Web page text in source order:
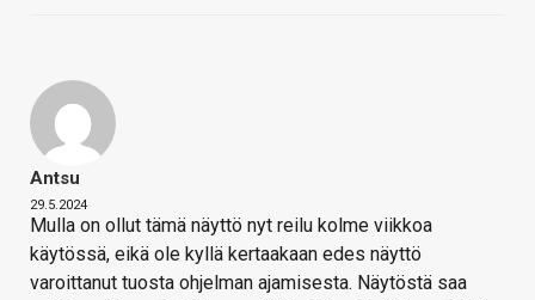
Antsu
29.5.2024
Mulla on ollut tämä näyttö nyt reilu kolme viikkoa
käytössä, eikä ole kyllä kertaakaan edes näyttö
varoittanut tuosta ohjelman ajamisesta. Näytöstä saa